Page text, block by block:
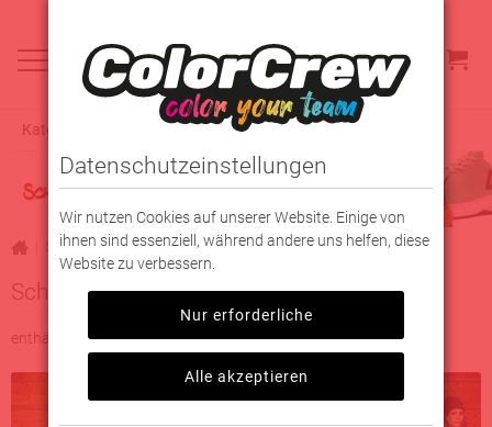
Kategorieauswahl
Schuhe
Schuhe
enthält 4 Kategorien
Datenschutzeinstellungen
Wir nutzen Cookies auf unserer Website. Einige von
ihnen sind essenziell, während andere uns helfen, diese
Website zu verbessern.
Nur erforderliche
Alle akzeptieren